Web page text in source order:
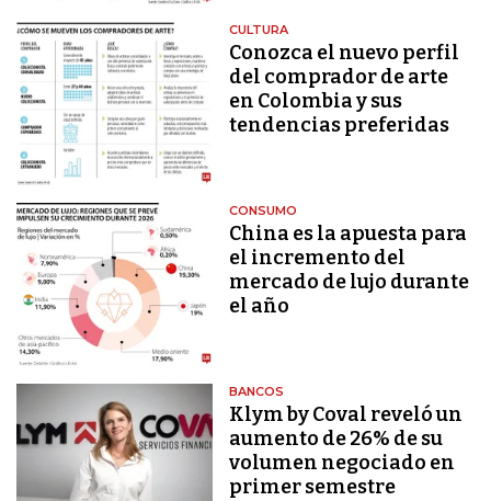
CULTURA
Conozca el nuevo perfil
del comprador de arte
en Colombia y sus
tendencias preferidas
CONSUMO
China es la apuesta para
el incremento del
mercado de lujo durante
el año
BANCOS
Klym by Coval reveló un
aumento de 26% de su
volumen negociado en
primer semestre